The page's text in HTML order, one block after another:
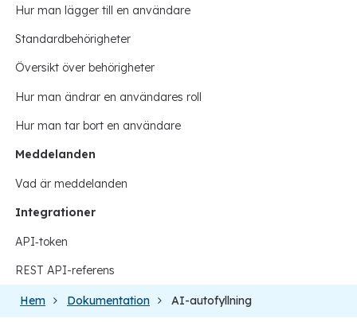
Hur man lägger till en användare
Standardbehörigheter
Översikt över behörigheter
Hur man ändrar en användares roll
Hur man tar bort en användare
Meddelanden
Vad är meddelanden
Integrationer
API‑token
REST API-referens
Hem Dokumentation AI-autofyllning